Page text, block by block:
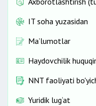
IT soha yuzasidan
Ma’lumotlar
Haydovchilik
NNT faoliyati
Yuridik lug‘at